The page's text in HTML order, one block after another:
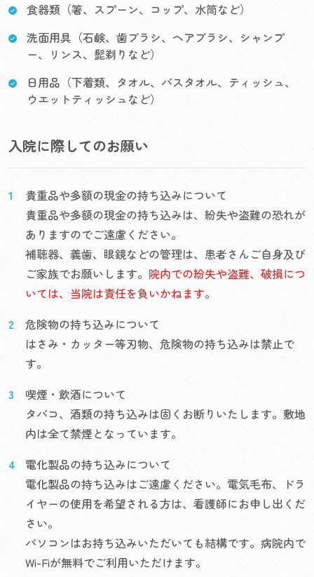
食器類（箸、スプーン、コップ、水筒など）
洗面用具（石鹸、歯ブラシ、ヘアブラシ、シャンプ
ー、リンス、髭剃りなど）
日用品（下着類、タオル、バスタオル、ティッシュ、
ウエットティッシュなど）
入院に際してのお願い
貴重品や多額の現金の持ち込みについて
貴重品や多額の現金の持ち込みは、紛失や盗難の恐れが
ありますのでご遠慮ください。
補聴器、義歯、眼鏡などの管理は、患者さんご自身及び
ご家族でお願いします。 院内での紛失や盗難、破損につ
いては、当院は責任を負いかねます。
危険物の持ち込みについて
はさみ・カッター等刃物、危険物の持ち込みは禁止で
す。
喫煙・飲酒について
タバコ、酒類の持ち込みは固くお断りいたします。敷地
内は全て禁煙となっています。
電化製品の持ち込みについて
電化製品の持ち込みはご遠慮ください。電気毛布、ドラ
イヤーの使用を希望される方は、看護師にお申し出くだ
さい。
パソコンはお持ち込みいただいても結構です。病院内で
Wi-Fiが無料でご利用いただけます。